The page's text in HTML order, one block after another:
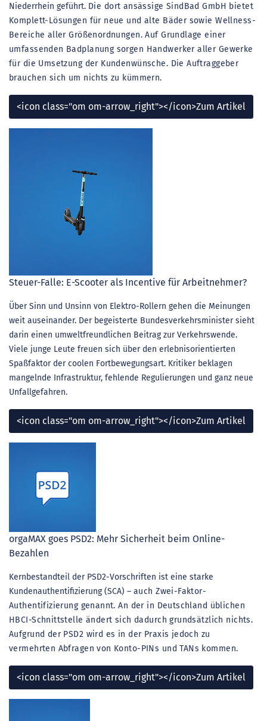
Niederrhein geführt. Die dort ansässige SindBad GmbH bietet
Komplett-Lösungen für neue und alte Bäder sowie Wellness-
Bereiche aller Größenordnungen. Auf Grundlage einer
umfassenden Badplanung sorgen Handwerker aller Gewerke
für die Umsetzung der Kundenwünsche. Die Auftraggeber
brauchen sich um nichts zu kümmern.
<icon class="om om-arrow_right"></icon>Zum Artikel
Steuer-Falle: E-Scooter als Incentive für Arbeitnehmer?
Über Sinn und Unsinn von Elektro-Rollern gehen die Meinungen
weit auseinander. Der begeisterte Bundesverkehrsminister sieht
darin einen umweltfreundlichen Beitrag zur Verkehrswende.
Viele junge Leute freuen sich über den erlebnisorientierten
Spaßfaktor der coolen Fortbewegungsart. Kritiker beklagen
mangelnde Infrastruktur, fehlende Regulierungen und ganz neue
Unfallgefahren.
<icon class="om om-arrow_right"></icon>Zum Artikel
orgaMAX goes PSD2: Mehr Sicherheit beim Online-
Bezahlen
Kernbestandteil der PSD2-Vorschriften ist eine starke
Kundenauthentifizierung (SCA) – auch Zwei-Faktor-
Authentifizierung genannt. An der in Deutschland üblichen
HBCI-Schnittstelle ändert sich dadurch grundsätzlich nichts.
Aufgrund der PSD2 wird es in der Praxis jedoch zu
vermehrten Abfragen von Konto-PINs und TANs kommen.
<icon class="om om-arrow_right"></icon>Zum Artikel